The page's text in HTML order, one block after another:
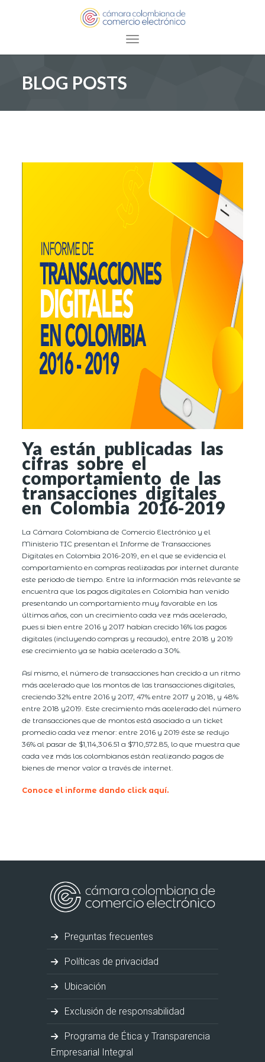
Toggle navigation
BLOG POSTS
Ya están publicadas las
cifras sobre el
comportamiento de las
transacciones digitales
en Colombia 2016-2019
La Cámara Colombiana de Comercio Electrónico y el
Ministerio TIC presentan el Informe de Transacciones
Digitales en Colombia 2016-2019, en el que se evidencia el
comportamiento en compras realizadas por internet durante
este periodo de tiempo. Entre la información más relevante se
encuentra que los pagos digitales en Colombia han venido
presentando un comportamiento muy favorable en los
últimos años, con un crecimiento cada vez más acelerado,
pues si bien entre 2016 y 2017 habían crecido 16% los pagos
digitales (incluyendo compras y recaudo), entre 2018 y 2019
ese crecimiento ya se había acelerado a 30%.
Así mismo, el número de transacciones han crecido a un ritmo
más acelerado que los montos de las transacciones digitales,
creciendo 32% entre 2016 y 2017, 47% entre 2017 y 2018, y 48%
entre 2018 y2019. Este crecimiento más acelerado del número
de transacciones que de montos está asociado a un ticket
promedio cada vez menor: entre 2016 y 2019 éste se redujo
36% al pasar de $1,114,306.51 a $710,572.85, lo que muestra que
cada vez más los colombianos están realizando pagos de
bienes de menor valor a través de internet.
Conoce el informe dando click aquí.
Preguntas frecuentes
Políticas de privacidad
Ubicación
Exclusión de responsabilidad
Programa de Ética y Transparencia
Empresarial Integral